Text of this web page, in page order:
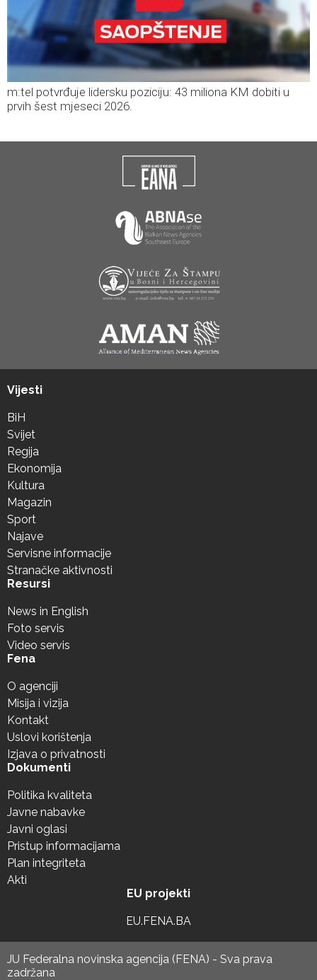
m:tel potvrđuje lidersku poziciju: 43 miliona KM dobiti u
prvih šest mjeseci 2026.
Vijesti
BiH
Svijet
Regija
Ekonomija
Kultura
Magazin
Sport
Najave
Servisne informacije
Stranačke aktivnosti
Resursi
News in English
Foto servis
Video servis
Fena
O agenciji
Misija i vizija
Kontakt
Uslovi korištenja
Izjava o privatnosti
Dokumenti
Politika kvaliteta
Javne nabavke
Javni oglasi
Pristup informacijama
Plan integriteta
Akti
EU projekti
EU.FENA.BA
JU Federalna novinska agencija (FENA) - Sva prava
zadržana